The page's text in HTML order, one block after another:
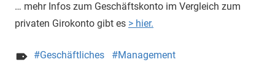
… mehr Infos zum Geschäftskonto im Vergleich zum
privaten Girokonto gibt es > hier.
Geschäftliches Management